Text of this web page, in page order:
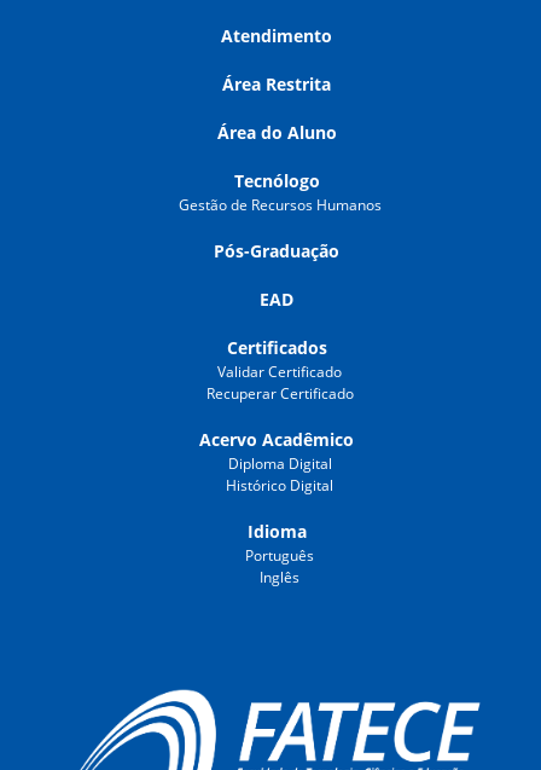
Atendimento
Área Restrita
Área do Aluno
Tecnólogo
Gestão de Recursos Humanos
Pós-Graduação
EAD
Certificados
Validar Certificado
Recuperar Certificado
Acervo Acadêmico
Diploma Digital
Histórico Digital
Idioma
Português
Inglês